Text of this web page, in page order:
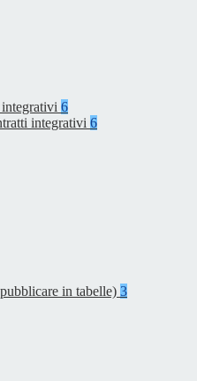
6
integrativi 6
in tabelle) 3